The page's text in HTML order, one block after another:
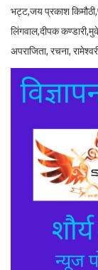
भट्ट,जय प्रकाश
लिंगवाल,दीपक
अपराजिता, रचना,